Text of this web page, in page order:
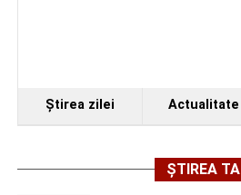
Ştirea zilei Actualitate
ȘTIREA TA